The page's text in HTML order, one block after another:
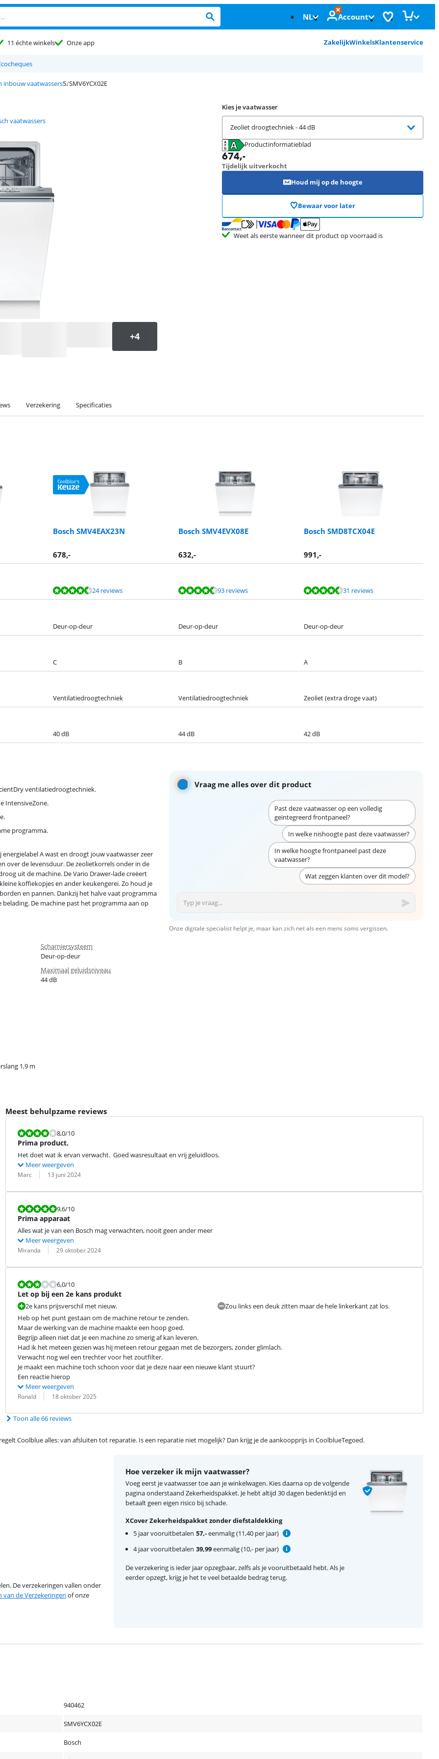
NL Account
11 échte winkels Onze app ZakelijkWinkelsKlantenservice
inbouw vaatwassers SMV6YCX02E
vaatwassers
Kies je vaatwasser
Zeoliet droogtechniek - 44 dB
Productinformatieblad
opent in nieuw tabblad
674,-
Tijdelijk uitverkocht
Houd mij op de hoogte
Bewaar voor later
Weet als eerste wanneer dit product op voorraad is
Verzekering Specificaties
Bosch SMV4EAX23N Bosch SMV4EVX08E Bosch SMD8TCX04E
678,- 632,- 991,-
24 reviews 93 reviews 31 reviews
Deur-op-deur Deur-op-deur Deur-op-deur
C B A
Ventilatiedroogtechniek Ventilatiedroogtechniek Zeoliet (extra droge vaat)
40 dB 44 dB 42 dB
Vraag me alles over dit product
Past deze vaatwasser op een volledig
geïntegreerd frontpaneel?
In welke nishoogte past deze vaatwasser?
In welke hoogte frontpaneel past deze
vaatwasser?
Wat zeggen klanten over dit model?
Onze digitale specialist helpt je, maar kan zich net als een mens soms vergissen.
ventilatiedroogtechniek.
IntensiveZone.
programma.
energielabel A wast en droogt jouw vaatwasser zeer
over de levensduur. De zeolietkorrels onder in de
uit de machine. De Vario Drawer-lade creëert
koffiekopjes en ander keukengerei. Zo houd je
en pannen. Dankzij het halve vaat programma
De machine past het programma aan op
Scharniersysteem
Deur-op-deur
Maximaal geluidsniveau
44 dB
1,9 m
Meest behulpzame reviews
Beoordeling is 8,0 van de 10.
8,0/10
Prima product.
Het doet wat ik ervan verwacht.  Goed wasresultaat en vrij geluidloos.
Meer weergeven
Beoordeling door:
Marc
Datum: 13 juni 2024
Beoordeling is 9,6 van de 10.
9,6/10
Prima apparaat
Alles wat je van een Bosch mag verwachten, nooit geen ander meer
Meer weergeven
Beoordeling door:
Miranda
Datum: 29 oktober 2024
Beoordeling is 6,0 van de 10.
6,0/10
Let op bij een 2e kans produkt
2e kans prijsverschil met nieuw.
Zou links een deuk zitten maar de hele linkerkant zat los.
Heb op het punt gestaan om de machine retour te zenden.
Maar de werking van de machine maakte een hoop goed.
Begrijp alleen niet dat je een machine zo smerig af kan leveren.
Had ik het meteen gezien was hij meteen retour gegaan met de bezorgers, zonder glimlach.
Verwacht nog wel een trechter voor het zoutfilter.
Je maakt een machine toch schoon voor dat je deze naar een nieuwe klant stuurt?
Een reactie hierop
Meer weergeven
Beoordeling door:
Ronald
Datum: 18 oktober 2025
Toon alle 66 reviews
Coolblue alles: van afsluiten tot reparatie. Is een reparatie niet mogelijk? Dan krijg je de aankoopprijs in CoolblueTegoed.
De verzekeringen vallen onder
van de Verzekeringen of onze
Hoe verzeker ik mijn vaatwasser?
Voeg eerst je vaatwasser toe aan je winkelwagen. Kies daarna op de volgende
pagina onderstaand Zekerheidspakket. Je hebt altijd 30 dagen bedenktijd en
betaalt geen eigen risico bij schade.
XCover Zekerheidspakket zonder diefstaldekking
5 jaar vooruitbetalen 57,-eenmalig (11,40 per jaar)
4 jaar vooruitbetalen 39,99eenmalig (10,- per jaar)
De verzekering is ieder jaar opzegbaar, zelfs als je vooruitbetaald hebt. Als je
eerder opzegt, krijg je het te veel betaalde bedrag terug.
940462
SMV6YCX02E
Bosch